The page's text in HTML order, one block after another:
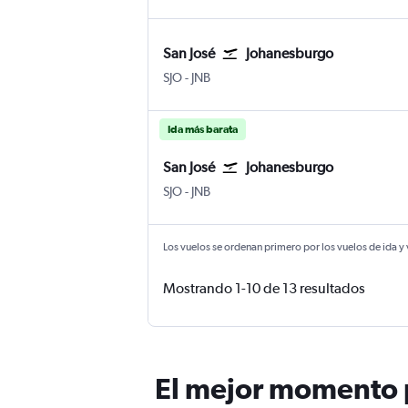
San José Johanesburgo
SJOSan José Internacional Juan Santamaría
- JNB Johanesburgo Internacional de
Ida más barata
San José Johanesburgo
SJOSan José Internacional Juan Santamaría
- JNB Johanesburgo Internacional de
Los vuelos se ordenan primero por los vuelos de ida
Mostrando 1-10 de 13 resultados
El mejor momento